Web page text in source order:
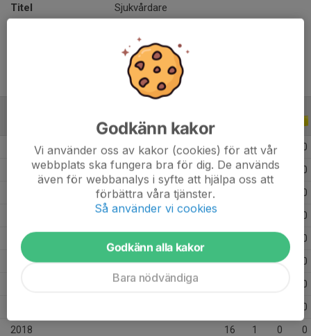
Titel
Sjukvårdare
ALLA ÅR
2 0 0
5 0 0 0
0
0
2022 0
2021 11 0 0 0
0
0
2018 16 1 0 0
Godkänn kakor
Vi använder oss av kakor (cookies) för att vår
webbplats ska fungera bra för dig. De används
även för webbanalys i syfte att hjälpa oss att
förbättra våra tjänster.
Så använder vi cookies
Godkänn alla kakor
Bara nödvändiga